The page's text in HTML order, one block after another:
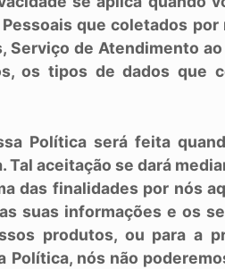
que coletados
Serviço de Atendimento
os tipos de dados que
Política será feita
Tal aceitação se dará
das finalidades por nós
suas informações e os
produtos, ou para a
Política, nós não